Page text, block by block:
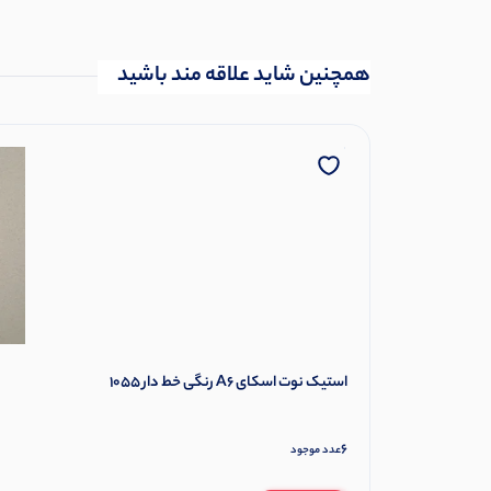
همچنین شاید علاقه مند باشید
استیک نوت اسکای A6 رنگی خط دار 1055
6عدد موجود